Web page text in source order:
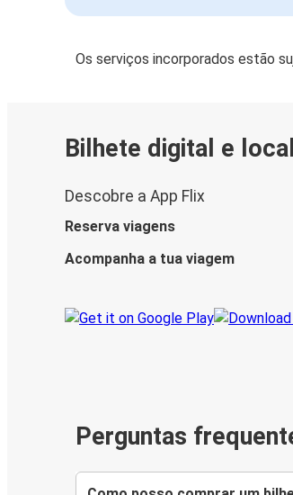
Os serviços incorporados estão
Bilhete digital e
Descobre a App Flix
Reserva viagens
Acompanha a tua viagem
Perguntas